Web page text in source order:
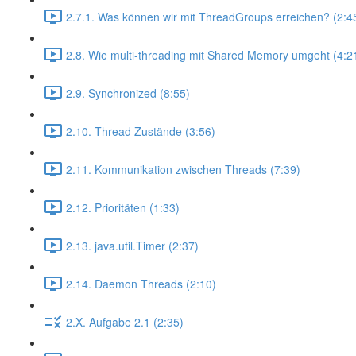
2.7.1. Was können wir mit ThreadGroups erreichen?
2.8. Wie multi-threading mit Shared Memory umgeht
2.9. Synchronized (8:55)
2.10. Thread Zustände (3:56)
2.11. Kommunikation zwischen Threads (7:39)
2.12. Prioritäten (1:33)
2.13. java.util.Timer (2:37)
2.14. Daemon Threads (2:10)
2.X. Aufgabe 2.1 (2:35)